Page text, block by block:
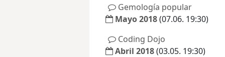
Gemología popular
Mayo 2018(07.06. 19:30)
Coding Dojo
Abril 2018(03.05. 19:30)